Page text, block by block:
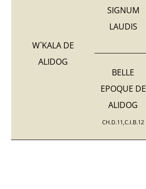
W`KALA DE
ALIDOG
SIGNUM
LAUDIS
BELLE
EPOQUE DE
ALIDOG
CH.D.11,C.I.B.12